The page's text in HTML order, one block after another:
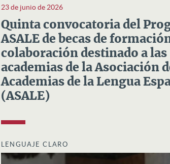
23 de junio de 2026
Quinta convocatoria del
ASALE de becas de
colaboración destinado a las
academias de la Asociación
Academias de la Lengua
(ASALE)
LENGUAJE CLARO